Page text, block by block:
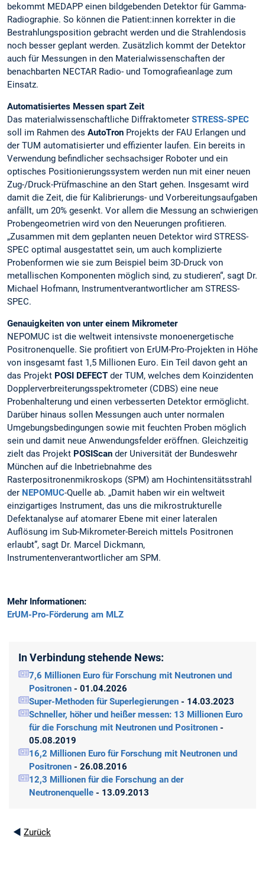
bekommt MEDAPP einen bildgebenden Detektor für Gamma-
Radiographie. So können die Patient:innen korrekter in die
Bestrahlungsposition gebracht werden und die Strahlendosis
noch besser geplant werden. Zusätzlich kommt der Detektor
auch für Messungen in den Materialwissenschaften der
benachbarten NECTAR Radio- und Tomografieanlage zum
Einsatz.
Automatisiertes Messen spart Zeit
Das materialwissenschaftliche Diffraktometer STRESS-SPEC
soll im Rahmen des AutoTron Projekts der FAU Erlangen und
der TUM automatisierter und effizienter laufen. Ein bereits in
Verwendung befindlicher sechsachsiger Roboter und ein
optisches Positionierungssystem werden nun mit einer neuen
Zug-/Druck-Prüfmaschine an den Start gehen. Insgesamt wird
damit die Zeit, die für Kalibrierungs- und Vorbereitungsaufgaben
anfällt, um 20% gesenkt. Vor allem die Messung an schwierigen
Probengeometrien wird von den Neuerungen profitieren.
„Zusammen mit dem geplanten neuen Detektor wird STRESS-
SPEC optimal ausgestattet sein, um auch komplizierte
Probenformen wie sie zum Beispiel beim 3D-Druck von
metallischen Komponenten möglich sind, zu studieren“, sagt Dr.
Michael Hofmann, Instrumentverantwortlicher am STRESS-
SPEC.
Genauigkeiten von unter einem Mikrometer
NEPOMUC ist die weltweit intensivste monoenergetische
Positronenquelle. Sie profitiert von ErUM-Pro-Projekten in Höhe
von insgesamt fast 1,5 Millionen Euro. Ein Teil davon geht an
das Projekt POSI DEFECT der TUM, welches dem Koinzidenten
Dopplerverbreiterungsspektrometer (CDBS) eine neue
Probenhalterung und einen verbesserten Detektor ermöglicht.
Darüber hinaus sollen Messungen auch unter normalen
Umgebungsbedingungen sowie mit feuchten Proben möglich
sein und damit neue Anwendungsfelder eröffnen. Gleichzeitig
zielt das Projekt POSIScan der Universität der Bundeswehr
München auf die Inbetriebnahme des
Rasterpositronenmikroskops (SPM) am Hochintensitätsstrahl
der NEPOMUC-Quelle ab. „Damit haben wir ein weltweit
einzigartiges Instrument, das uns die mikrostrukturelle
Defektanalyse auf atomarer Ebene mit einer lateralen
Auflösung im Sub-Mikrometer-Bereich mittels Positronen
erlaubt”, sagt Dr. Marcel Dickmann,
Instrumentenverantwortlicher am SPM.
Mehr Informationen:
ErUM-Pro-Förderung am MLZ
In Verbindung stehende News:
7,6 Millionen Euro für Forschung mit Neutronen und
Positronen - 01.04.2026
Super-Methoden für Superlegierungen - 14.03.2023
Schneller, höher und heißer messen: 13 Millionen Euro
für die Forschung mit Neutronen und Positronen -
05.08.2019
16,2 Millionen Euro für Forschung mit Neutronen und
Positronen - 26.08.2016
12,3 Millionen für die Forschung an der
Neutronenquelle - 13.09.2013
◄ Zurück